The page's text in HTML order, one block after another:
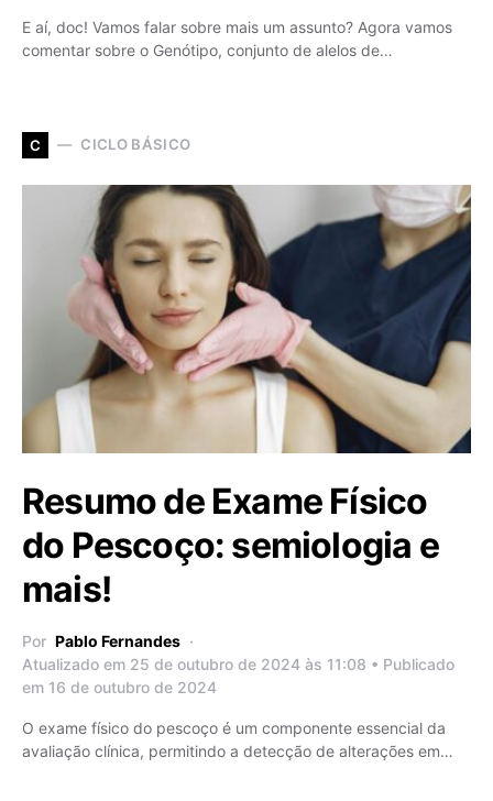
E aí, doc! Vamos falar sobre mais um assunto? Agora vamos
comentar sobre o Genótipo, conjunto de alelos de…
C CICLO BÁSICO
Resumo de Exame Físico
do Pescoço: semiologia e
mais!
Por Pablo Fernandes
Atualizado em 25 de outubro de 2024 às 11:08 • Publicado
em 16 de outubro de 2024
O exame físico do pescoço é um componente essencial da
avaliação clínica, permitindo a detecção de alterações em…